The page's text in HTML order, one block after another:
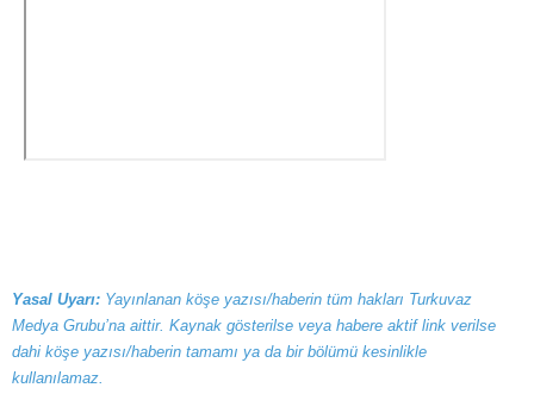
Yasal Uyarı: Yayınlanan köşe yazısı/haberin tüm hakları Turkuvaz
Medya Grubu’na aittir. Kaynak gösterilse veya habere aktif link verilse
dahi köşe yazısı/haberin tamamı ya da bir bölümü kesinlikle
kullanılamaz.